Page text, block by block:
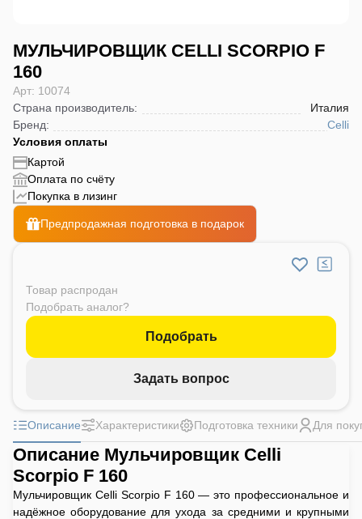
МУЛЬЧИРОВЩИК CELLI SCORPIO F
160
Арт: 10074
Страна производитель:
Италия
Бренд:
Celli
Условия оплаты
Картой
Оплата по счёту
Покупка в лизинг
Предпродажная подготовка в подарок
Товар распродан
Подобрать аналог?
Подобрать
Задать вопрос
Описание Характеристики Подготовка техники Для
Описание Мульчировщик Celli
Scorpio F 160
Мульчировщик Celli Scorpio F 160 — это профессиональное и
надёжное оборудование для ухода за средними и крупными